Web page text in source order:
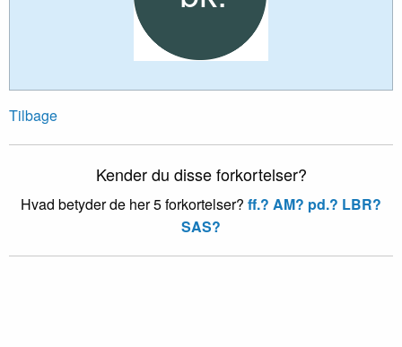
Tilbage
Kender du disse forkortelser?
Hvad betyder de her 5 forkortelser? ff.? AM? pd.? LBR?
SAS?